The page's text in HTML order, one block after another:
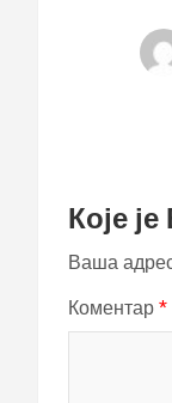
Које
Ваша
Коментар *